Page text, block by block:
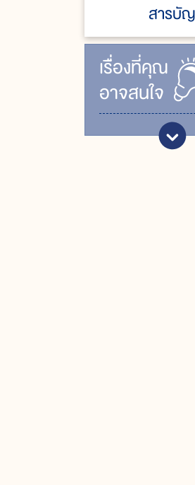
สารบัญ
เรื่ิองที่คุณ
อาจสนใจ